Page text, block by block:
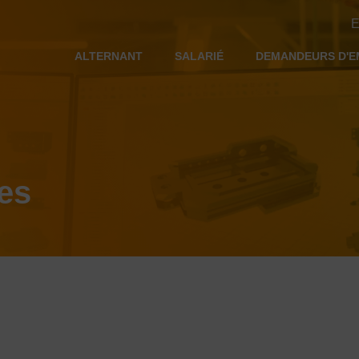
ALTERNANT SALARIÉ DEMANDEURS